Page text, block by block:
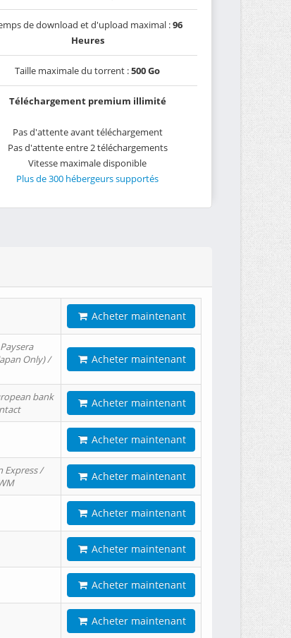
de download et d'upload maximal :96
Heures
Taille maximale du torrent :500 Go
Téléchargement premium illimité
Pas d'attente avant téléchargement
Pas d'attente entre 2 téléchargements
Vitesse maximale disponible
Plus de 300 hébergeurs supportés
Acheter maintenant
Only) /
Acheter maintenant
bank
Acheter maintenant
Acheter maintenant
Express /
Acheter maintenant
Acheter maintenant
Acheter maintenant
Acheter maintenant
Acheter maintenant